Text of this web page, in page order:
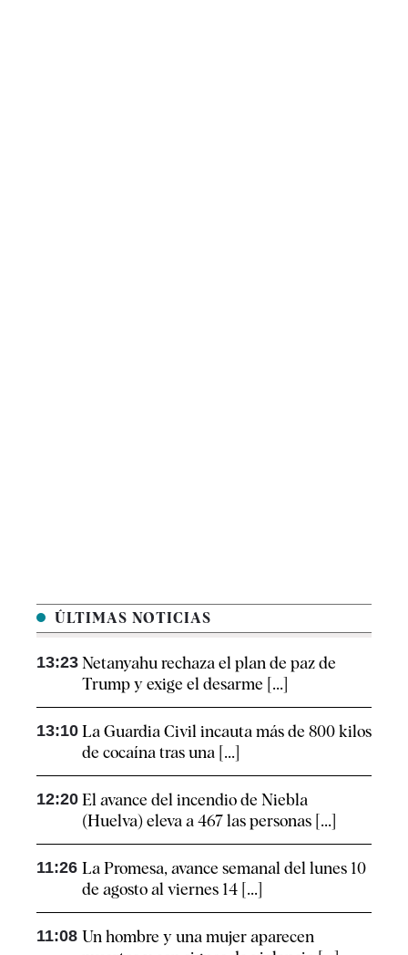
ÚLTIMAS NOTICIAS
13:23 Netanyahu rechaza el plan de paz de
Trump y exige el desarme [...]
13:10 La Guardia Civil incauta más de 800 kilos
de cocaína tras una [...]
12:20 El avance del incendio de Niebla
(Huelva) eleva a 467 las personas [...]
11:26 La Promesa, avance semanal del lunes 10
de agosto al viernes 14 [...]
11:08 Un hombre y una mujer aparecen